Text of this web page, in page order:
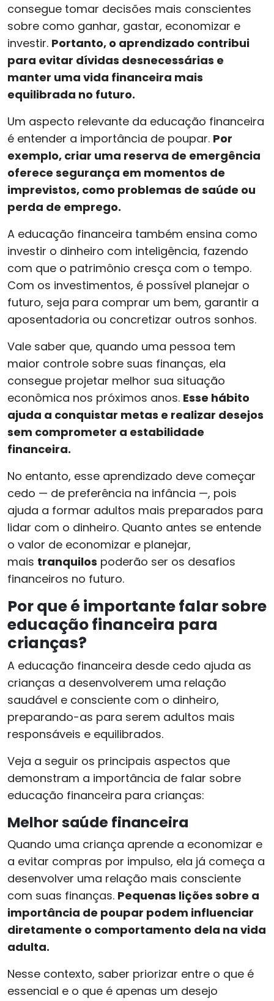
consegue tomar decisões mais conscientes
sobre como ganhar, gastar, economizar e
investir. Portanto, o aprendizado contribui
para evitar dívidas desnecessárias e
manter uma vida financeira mais
equilibrada no futuro.
Um aspecto relevante da educação financeira
é entender a importância de poupar. Por
exemplo, criar uma reserva de emergência
oferece segurança em momentos de
imprevistos, como problemas de saúde ou
perda de emprego.
A educação financeira também ensina como
investir o dinheiro com inteligência, fazendo
com que o patrimônio cresça com o tempo.
Com os investimentos, é possível planejar o
futuro, seja para comprar um bem, garantir a
aposentadoria ou concretizar outros sonhos.
Vale saber que, quando uma pessoa tem
maior controle sobre suas finanças, ela
consegue projetar melhor sua situação
econômica nos próximos anos. Esse hábito
ajuda a conquistar metas e realizar desejos
sem comprometer a estabilidade
financeira.
No entanto, esse aprendizado deve começar
cedo — de preferência na infância —, pois
ajuda a formar adultos mais preparados para
lidar com o dinheiro. Quanto antes se entende
o valor de economizar e planejar,
mais tranquilos poderão ser os desafios
financeiros no futuro.
Por que é importante falar sobre
educação financeira para
crianças?
A educação financeira desde cedo ajuda as
crianças a desenvolverem uma relação
saudável e consciente com o dinheiro,
preparando-as para serem adultos mais
responsáveis e equilibrados.
Veja a seguir os principais aspectos que
demonstram a importância de falar sobre
educação financeira para crianças:
Melhor saúde financeira
Quando uma criança aprende a economizar e
a evitar compras por impulso, ela já começa a
desenvolver uma relação mais consciente
com suas finanças. Pequenas lições sobre a
importância de poupar podem influenciar
diretamente o comportamento dela na vida
adulta.
Nesse contexto, saber priorizar entre o que é
essencial e o que é apenas um desejo